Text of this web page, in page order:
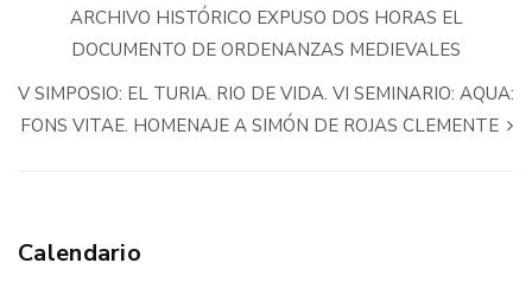
ARCHIVO HISTÓRICO EXPUSO DOS HORAS EL
DOCUMENTO DE ORDENANZAS MEDIEVALES
V SIMPOSIO: EL TURIA. RIO DE VIDA. VI SEMINARIO: AQUA:
FONS VITAE. HOMENAJE A SIMÓN DE ROJAS CLEMENTE
Calendario